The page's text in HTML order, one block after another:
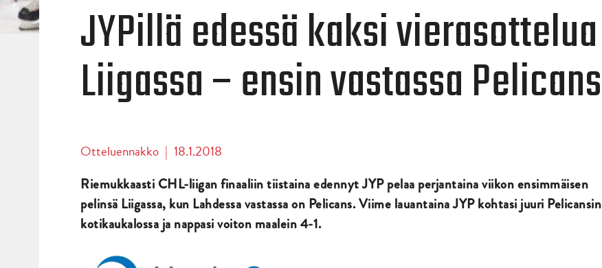
JYPillä edessä kaksi vierasottelua
Liigassa – ensin vastassa Pelicans
Otteluennakko | 18.1.2018
Riemukkaasti CHL-liigan finaaliin tiistaina edennyt JYP pelaa perjantaina viikon ensimmäisen
pelinsä Liigassa, kun Lahdessa vastassa on Pelicans. Viime lauantaina JYP kohtasi juuri Pelicansin
kotikaukalossa ja nappasi voiton maalein 4-1.